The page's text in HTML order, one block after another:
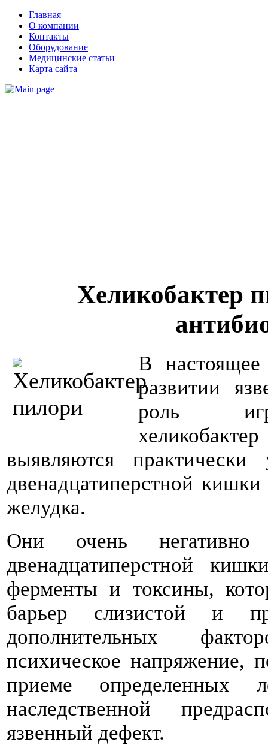
Главная
О компании
Контакты
Оборудование
Медицинские статьи
Карта сайта
Хеликобактер
В
развитии
роль
выявляются
двенадцатиперстной
желудка.
Они очень
двенадцатиперстной
ферменты и токсины,
барьер слизистой и
дополнительных
психическое напряжение,
приеме определенных
наследственной
язвенный дефект.